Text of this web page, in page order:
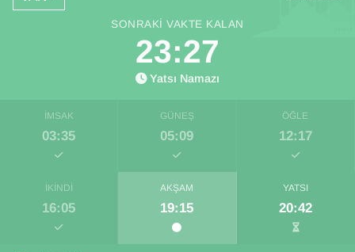
SONRAKI VAKTE KALAN
23:26
Yatsı Namazı
İMSAK
03:35
GÜNEŞ
05:09
ÖĞLE
12:17
İKINDI
16:05
AKŞAM
19:15
YATSI
20:42